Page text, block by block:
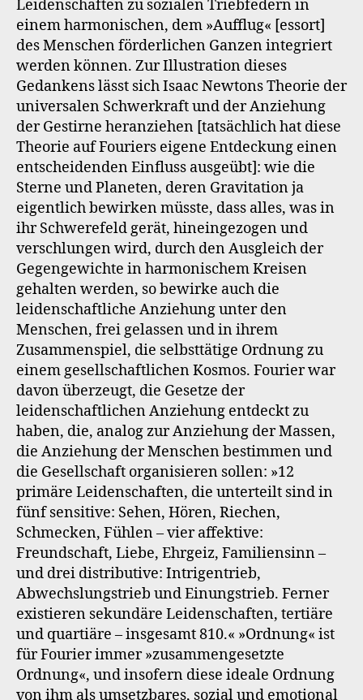
Leidenschaften zu sozialen Triebfedern in
einem harmonischen, dem »Aufflug« [essort]
des Menschen förderlichen Ganzen integriert
werden können. Zur Illustration dieses
Gedankens lässt sich Isaac Newtons Theorie der
universalen Schwerkraft und der Anziehung
der Gestirne heranziehen [tatsächlich hat diese
Theorie auf Fouriers eigene Entdeckung einen
entscheidenden Einfluss ausgeübt]: wie die
Sterne und Planeten, deren Gravitation ja
eigentlich bewirken müsste, dass alles, was in
ihr Schwerefeld gerät, hineingezogen und
verschlungen wird, durch den Ausgleich der
Gegengewichte in harmonischem Kreisen
gehalten werden, so bewirke auch die
leidenschaftliche Anziehung unter den
Menschen, frei gelassen und in ihrem
Zusammenspiel, die selbsttätige Ordnung zu
einem gesellschaftlichen Kosmos. Fourier war
davon überzeugt, die Gesetze der
leidenschaftlichen Anziehung entdeckt zu
haben, die, analog zur Anziehung der Massen,
die Anziehung der Menschen bestimmen und
die Gesellschaft organisieren sollen: »12
primäre Leidenschaften, die unterteilt sind in
fünf sensitive: Sehen, Hören, Riechen,
Schmecken, Fühlen – vier affektive:
Freundschaft, Liebe, Ehrgeiz, Familiensinn –
und drei distributive: Intrigentrieb,
Abwechslungstrieb und Einungstrieb. Ferner
existieren sekundäre Leidenschaften, tertiäre
und quartiäre – insgesamt 810.« »Ordnung« ist
für Fourier immer »zusammengesetzte
Ordnung«, und insofern diese ideale Ordnung
von ihm als umsetzbares, sozial und emotional